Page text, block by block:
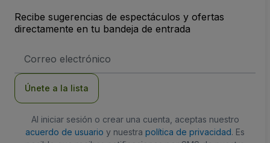
Recibe sugerencias de espectáculos y ofertas
directamente en tu bandeja de entrada
de
Únete a la lista
Al iniciar sesión o crear una cuenta, aceptas nuestro
acuerdo de usuario y nuestra política de privacidad. Es